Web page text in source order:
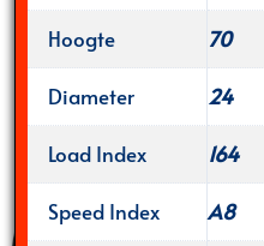
Hoogte
70
Diameter
24
Load Index
164
Speed Index
A8